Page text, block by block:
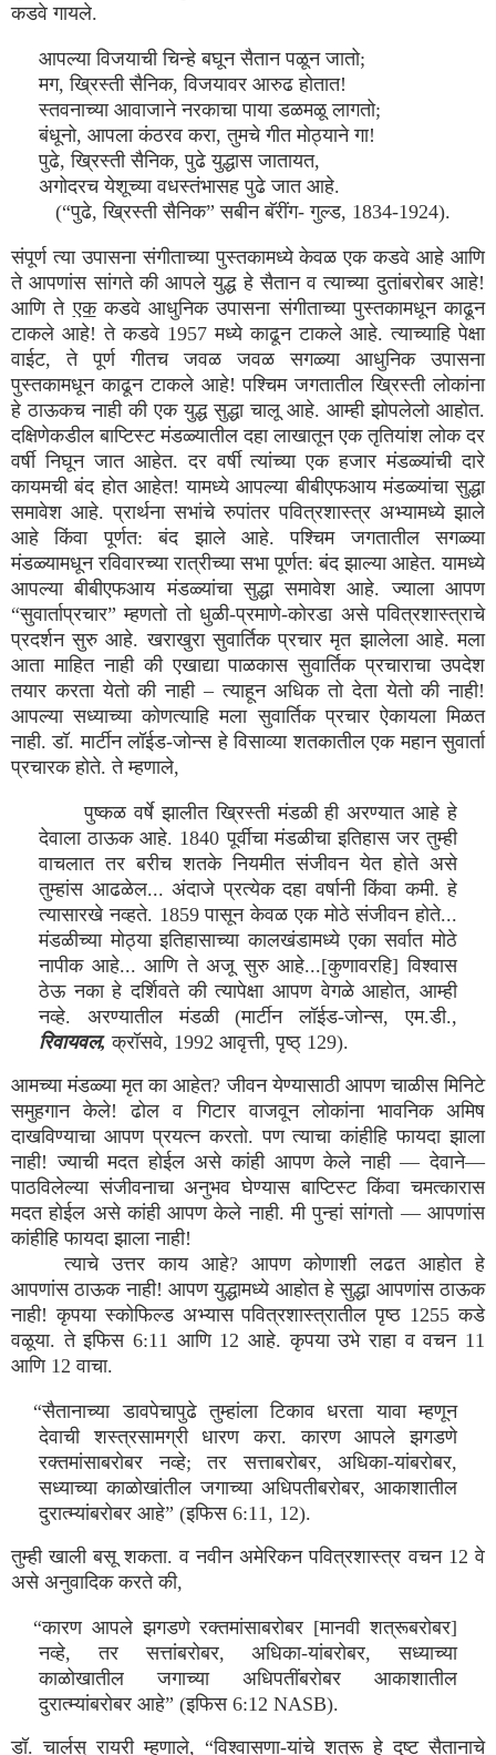
कडवे गायले.
आपल्या विजयाची चिन्हे बघून सैतान पळून जातो;
मग, ख्रिस्ती सैनिक, विजयावर आरुढ होतात!
स्तवनाच्या आवाजाने नरकाचा पाया डळमळू लागतो;
बंधूनो, आपला कंठरव करा, तुमचे गीत मोठ्याने गा!
पुढे, ख्रिस्ती सैनिक, पुढे युद्धास जातायत,
अगोदरच येशूच्या वधस्तंभासह पुढे जात आहे.
(“पुढे, ख्रिस्ती सैनिक” सबीन बॅरींग- गुल्ड, 1834-1924).
संपूर्ण त्या उपासना संगीताच्या पुस्तकामध्ये केवळ एक कडवे आहे आणि
ते आपणांस सांगते की आपले युद्ध हे सैतान व त्याच्या दुतांबरोबर आहे!
आणि तेएककडवे आधुनिक उपासना संगीताच्या पुस्तकामधून काढून
टाकले आहे! ते कडवे 1957 मध्ये काढून टाकले आहे. त्याच्याहि पेक्षा
वाईट, ते पूर्ण गीतच जवळ जवळ सगळ्या आधुनिक उपासना
पुस्तकामधून काढून टाकले आहे! पश्चिम जगतातील ख्रिस्ती लोकांना
हे ठाऊकच नाही की एक युद्ध सुद्धा चालू आहे. आम्ही झोपलेलो आहोत.
दक्षिणेकडील बाप्टिस्ट मंडळ्यातील दहा लाखातून एक तृतियांश लोक दर
वर्षी निघून जात आहेत. दर वर्षी त्यांच्या एक हजार मंडळ्यांची दारे
कायमची बंद होत आहेत! यामध्ये आपल्या बीबीएफआय मंडळ्यांचा सुद्धा
समावेश आहे. प्रार्थना सभांचे रुपांतर पवित्रशास्त्र अभ्यामध्ये झाले
आहे किंवा पूर्णत: बंद झाले आहे. पश्चिम जगतातील सगळ्या
मंडळ्यामधून रविवारच्या रात्रीच्या सभा पूर्णत: बंद झाल्या आहेत. यामध्ये
आपल्या बीबीएफआय मंडळ्यांचा सुद्धा समावेश आहे. ज्याला आपण
“सुवार्ताप्रचार” म्हणतो तो धुळी-प्रमाणे-कोरडा असे पवित्रशास्त्राचे
प्रदर्शन सुरु आहे. खराखुरा सुवार्तिक प्रचार मृत झालेला आहे. मला
आता माहित नाही की एखाद्या पाळकास सुवार्तिक प्रचाराचा उपदेश
तयार करता येतो की नाही – त्याहून अधिक तो देता येतो की नाही!
आपल्या सध्याच्या कोणत्याहि मला सुवार्तिक प्रचार ऐकायला मिळत
नाही. डॉ. मार्टीन लॉईड-जोन्स हे विसाव्या शतकातील एक महान सुवार्ता
प्रचारक होते. ते म्हणाले,
पुष्कळ वर्षे झालीत ख्रिस्ती मंडळी ही अरण्यात आहे हे
देवाला ठाऊक आहे. 1840 पूर्वीचा मंडळीचा इतिहास जर तुम्ही
वाचलात तर बरीच शतके नियमीत संजीवन येत होते असे
तुम्हांस आढळेल... अंदाजे प्रत्येक दहा वर्षानी किंवा कमी. हे
त्यासारखे नव्हते. 1859 पासून केवळ एक मोठे संजीवन होते...
मंडळीच्या मोठ्या इतिहासाच्या कालखंडामध्ये एका सर्वात मोठे
नापीक आहे... आणि ते अजू सुरु आहे...[कुणावरहि] विश्वास
ठेऊ नका हे दर्शिवते की त्यापेक्षा आपण वेगळे आहोत, आम्ही
नव्हे. अरण्यातील मंडळी (मार्टीन लॉईड-जोन्स, एम.डी.,
रिवायवल,क्रॉसवे, 1992 आवृत्ती, पृष्ठ् 129).
आमच्या मंडळ्या मृत का आहेत? जीवन येण्यासाठी आपण चाळीस मिनिटे
समुहगान केले! ढोल व गिटार वाजवून लोकांना भावनिक अमिष
दाखविण्याचा आपण प्रयत्न करतो. पण त्याचा कांहीहि फायदा झाला
नाही! ज्याची मदत होईल असे कांही आपण केले नाही — देवाने—
पाठविलेल्या संजीवनाचा अनुभव घेण्यास बाप्टिस्ट किंवा चमत्कारास
मदत होईल असे कांही आपण केले नाही. मी पुन्हां सांगतो — आपणांस
कांहीहि फायदा झाला नाही!
त्याचे उत्तर काय आहे? आपण कोणाशी लढत आहोत हे
आपणांस ठाऊक नाही! आपण युद्धामध्ये आहोत हे सुद्धा आपणांस ठाऊक
नाही! कृपया स्कोफिल्ड अभ्यास पवित्रशास्त्रातील पृष्ठ 1255 कडे
वळूया. ते इफिस 6:11 आणि 12 आहे. कृपया उभे राहा व वचन 11
आणि 12 वाचा.
“सैतानाच्या डावपेचापुढे तुम्हांला टिकाव धरता यावा म्हणून
देवाची शस्त्रसामग्री धारण करा. कारण आपले झगडणे
रक्तमांसाबरोबर नव्हे; तर सत्ताबरोबर, अधिका-यांबरोबर,
सध्याच्या काळोखांतील जगाच्या अधिपतीबरोबर, आकाशातील
दुरात्म्यांबरोबर आहे” (इफिस 6:11, 12).
तुम्ही खाली बसू शकता. व नवीन अमेरिकन पवित्रशास्त्र वचन 12 वे
असे अनुवादिक करते की,
“कारण आपले झगडणे रक्तमांसाबरोबर [मानवी शत्रूबरोबर]
नव्हे, तर सत्तांबरोबर, अधिका-यांबरोबर, सध्याच्या
काळोखातील जगाच्या अधिपतींबरोबर आकाशातील
दुरात्म्यांबरोबर आहे” (इफिस 6:12 NASB).
डॉ. चार्लस् रायरी म्हणाले, “विश्वासणा-यांचे शत्रू हे दुष्ट सैतानाचे